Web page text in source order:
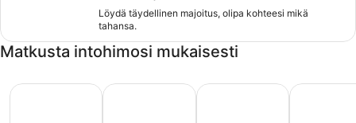
Löydä täydellinen majoitus, olipa kohteesi mikä
tahansa.
Matkusta intohimosi mukaisesti
Viime hetken tarjoukset
Rannalle Perheloma